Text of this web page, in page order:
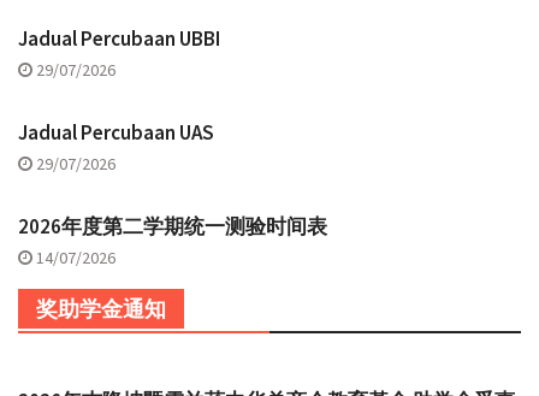
Jadual Percubaan UBBI
29/07/2026
Jadual Percubaan UAS
29/07/2026
2026年度第二学期统一测验时间表
14/07/2026
奖助学金通知